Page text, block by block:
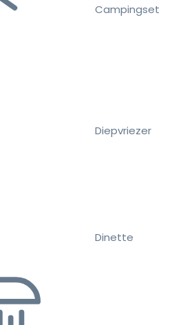
Campingset
Diepvriezer
Dinette